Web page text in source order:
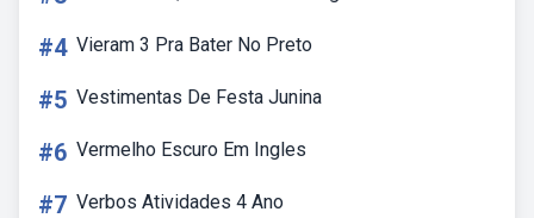
#4 Vieram 3 Pra Bater No Preto
#5 Vestimentas De Festa Junina
#6 Vermelho Escuro Em Ingles
#7 Verbos Atividades 4 Ano